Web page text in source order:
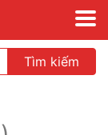
Tìm kiếm